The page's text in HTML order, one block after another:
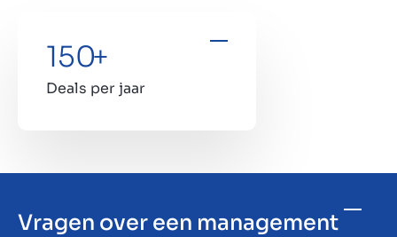
150+
Deals per jaar
Vragen over een management